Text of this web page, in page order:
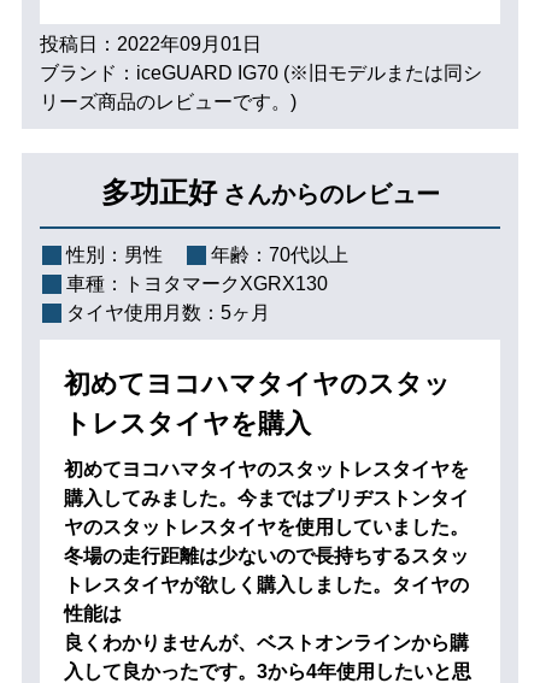
投稿日：2022年09月01日
ブランド：iceGUARD IG70 (※旧モデルまたは同シ
リーズ商品のレビューです。)
多功正好 さんからのレビュー
性別： 男性 年齢： 70代以上
車種：
トヨタマークXGRX130
タイヤ使用月数： 5ヶ月
初めてヨコハマタイヤのスタッ
トレスタイヤを購入
初めてヨコハマタイヤのスタットレスタイヤを
購入してみました。今まではブリヂストンタイ
ヤのスタットレスタイヤを使用していました。
冬場の走行距離は少ないので長持ちするスタッ
トレスタイヤが欲しく購入しました。タイヤの
性能は
良くわかりませんが、ベストオンラインから購
入して良かったです。3から4年使用したいと思